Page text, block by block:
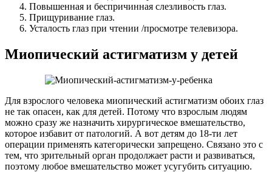
Повышенная и беспричинная слезливость глаз.
Прищуривание глаз.
Усталость глаз при чтении /просмотре телевизора.
Миопический астигматизм у детей
Для взрослого человека миопический астигматизм обоих глаз
не так опасен, как для детей. Потому что взрослым людям
можно сразу же назначить хирургическое вмешательство,
которое избавит от патологий. А вот детям до 18-ти лет
операции применять категорически запрещено. Связано это с
тем, что зрительный орган продолжает расти и развиваться,
поэтому любое вмешательство может усугубить ситуацию.